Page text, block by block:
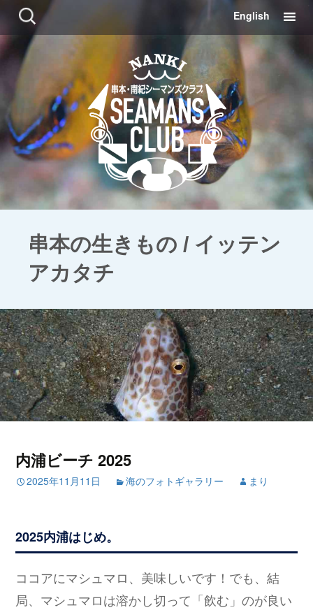
検
索:
コ
ン
ツ
に
English
串本の生きもの / イッテン
アカタチ
内浦ビーチ 2025
2025年11月11日 海のフォトギャラリー まり
2025内浦はじめ。
ココアにマシュマロ、美味しいです！でも、結
局、マシュマロは溶かし切って「飲む」のが良い